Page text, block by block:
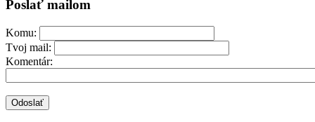
Poslať mailom
Komu:
Tvoj mail:
Komentár: